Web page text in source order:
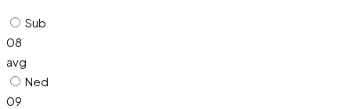
Sub
08
avg
Ned
09